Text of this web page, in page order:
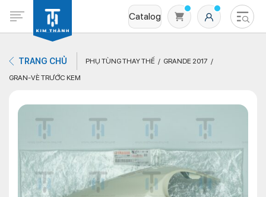
Catalog
Không có sản phẩm nào trong giỏ hàng
TRANG CHỦ PHỤ TÙNG THAY THẾ
GRANDE 2017
GRAN-VÈ TRƯỚC KEM